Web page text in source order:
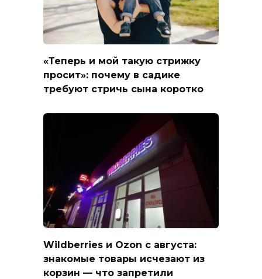
«Теперь и мой такую стрижку
просит»: почему в садике
требуют стричь сына коротко
Wildberries и Ozon с августа:
знакомые товары исчезают из
корзин — что запретили